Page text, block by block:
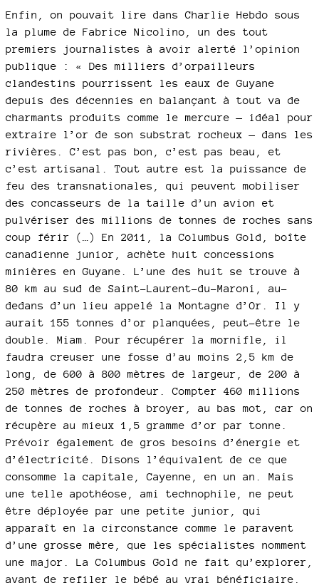
Enfin, on pouvait lire dans Charlie Hebdo sous
la plume de Fabrice Nicolino, un des tout
premiers journalistes à avoir alerté l’opinion
publique : « Des milliers d’orpailleurs
clandestins pourrissent les eaux de Guyane
depuis des décennies en balançant à tout va de
charmants produits comme le mercure — idéal pour
extraire l’or de son substrat rocheux — dans les
rivières. C’est pas bon, c’est pas beau, et
c’est artisanal. Tout autre est la puissance de
feu des transnationales, qui peuvent mobiliser
des concasseurs de la taille d’un avion et
pulvériser des millions de tonnes de roches sans
coup férir (…) En 2011, la Columbus Gold, boîte
canadienne junior, achète huit concessions
minières en Guyane. L’une des huit se trouve à
80 km au sud de Saint-Laurent-du-Maroni, au-
dedans d’un lieu appelé la Montagne d’Or. Il y
aurait 155 tonnes d’or planquées, peut-être le
double. Miam. Pour récupérer la mornifle, il
faudra creuser une fosse d’au moins 2,5 km de
long, de 600 à 800 mètres de largeur, de 200 à
250 mètres de profondeur. Compter 460 millions
de tonnes de roches à broyer, au bas mot, car on
récupère au mieux 1,5 gramme d’or par tonne.
Prévoir également de gros besoins d’énergie et
d’électricité. Disons l’équivalent de ce que
consomme la capitale, Cayenne, en un an. Mais
une telle apothéose, ami technophile, ne peut
être déployée par une petite junior, qui
apparaît en la circonstance comme le paravent
d’une grosse mère, que les spécialistes nomment
une major. La Columbus Gold ne fait qu’explorer,
avant de refiler le bébé au vrai bénéficiaire,